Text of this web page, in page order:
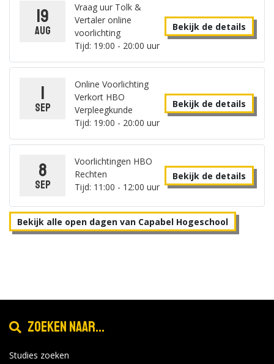
19
aug
Vraag uur Tolk &
Vertaler online
voorlichting
Tijd: 19:00 - 20:00 uur
Bekijk de details
1
sep
Online Voorlichting
Verkort HBO
Verpleegkunde
Tijd: 19:00 - 20:00 uur
Bekijk de details
8
sep
Voorlichtingen HBO
Rechten
Tijd: 11:00 - 12:00 uur
Bekijk de details
Bekijk alle open dagen van Capabel Hogeschool
Zoeken naar...
Studies zoeken